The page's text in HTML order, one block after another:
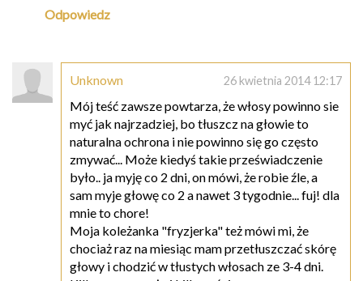
Odpowiedz
Unknown 26 kwietnia 2014 12:17
Mój teść zawsze powtarza, że włosy powinno sie
myć jak najrzadziej, bo tłuszcz na głowie to
naturalna ochrona i nie powinno się go często
zmywać... Może kiedyś takie przeświadczenie
było.. ja myję co 2 dni, on mówi, że robie źle, a
sam myje głowę co 2 a nawet 3 tygodnie... fuj! dla
mnie to chore!
Moja koleżanka "fryzjerka" też mówi mi, że
chociaż raz na miesiąc mam przetłuszczać skórę
głowy i chodzić w tłustych włosach ze 3-4 dni.